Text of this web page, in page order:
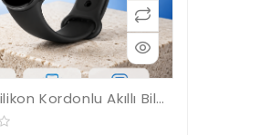
TPU ve Silikon Kordonlu Akıllı Bileklik – 20 Gün Bekleme Süresi Yeni Nesil